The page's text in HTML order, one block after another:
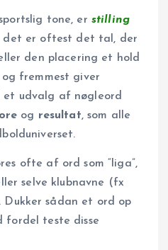
tone, er stilling
er oftest det tal, der
den placering et hold
fremmest giver
et udvalg af nøgleord
og resultat, som alle
ofte af ord som “liga”,
selve klubnavne (fx
Dukker sådan et ord op
fordel teste disse